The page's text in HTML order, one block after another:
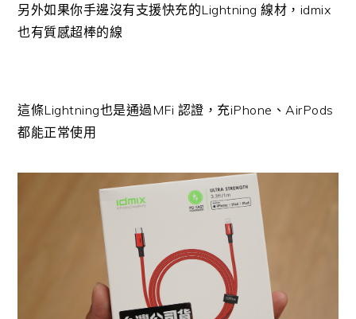
另外如果你手邊沒有支援快充的Lightning 線材，idmix
也有質感超棒的線
這條Lightning也是通過MFi 認證，充iPhone、AirPods
都能正常使用